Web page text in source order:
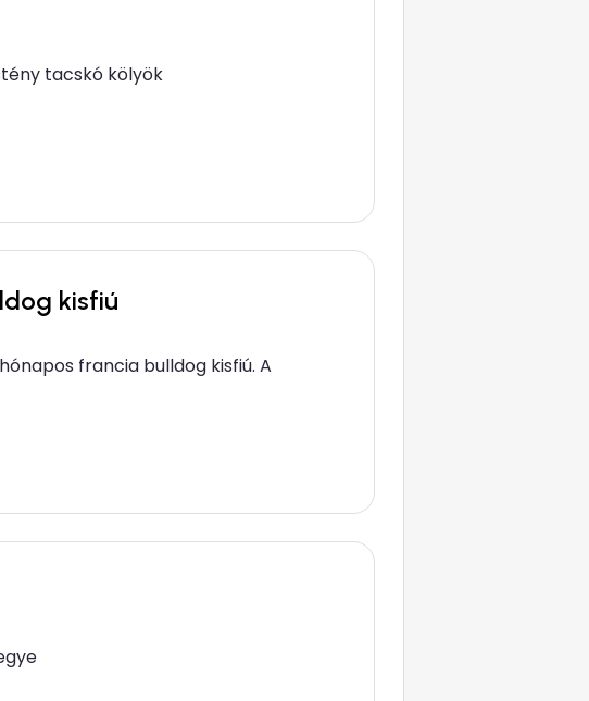
tacskó kölyök
kisfiú
francia bulldog kisfiú. A